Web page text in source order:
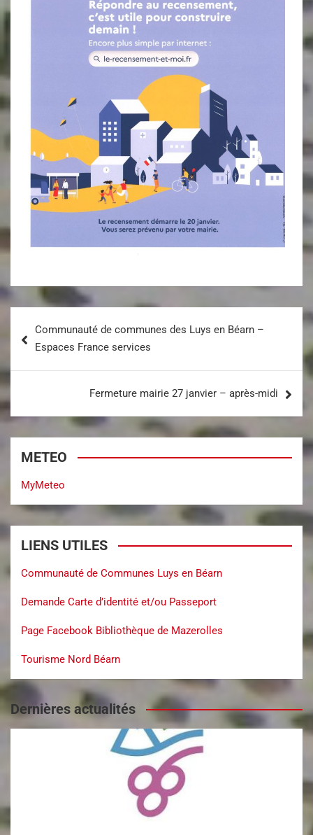
Communauté de communes des Luys en Béarn –
Espaces France services
Fermeture mairie 27 janvier – après-midi
METEO
MyMeteo
LIENS UTILES
Communauté de Communes Luys en Béarn
Demande Carte d’identité et/ou Passeport
Page Facebook Bibliothèque de Mazerolles
Tourisme Nord Béarn
Dernières actualités